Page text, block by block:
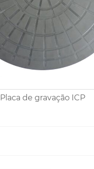
Placa de gravação ICP